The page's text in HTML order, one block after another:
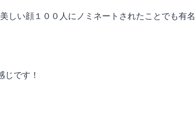
しい顔１００人にノミネートされたことでも有名
じです！